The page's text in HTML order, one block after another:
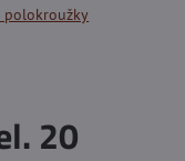
polokroužky
20